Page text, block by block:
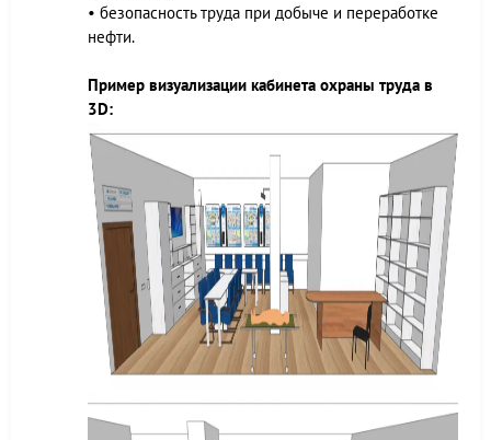
• безопасность труда при добыче и переработке
нефти.
Пример визуализации кабинета охраны труда в
3D: